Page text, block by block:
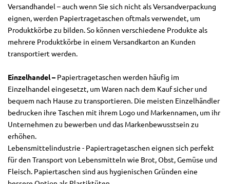
Versandhandel – auch wenn Sie sich nicht als Versandverpackung
eignen, werden Papiertragetaschen oftmals verwendet, um
Produktkörbe zu bilden. So können verschiedene Produkte als
mehrere Produktkörbe in einem Versandkarton an Kunden
transportiert werden.
Einzelhandel – Papiertragetaschen werden häufig im
Einzelhandel eingesetzt, um Waren nach dem Kauf sicher und
bequem nach Hause zu transportieren. Die meisten Einzelhändler
bedrucken ihre Taschen mit ihrem Logo und Markennamen, um ihr
Unternehmen zu bewerben und das Markenbewusstsein zu
erhöhen.
Lebensmittelindustrie - Papiertragetaschen eignen sich perfekt
für den Transport von Lebensmitteln wie Brot, Obst, Gemüse und
Fleisch. Papiertaschen sind aus hygienischen Gründen eine